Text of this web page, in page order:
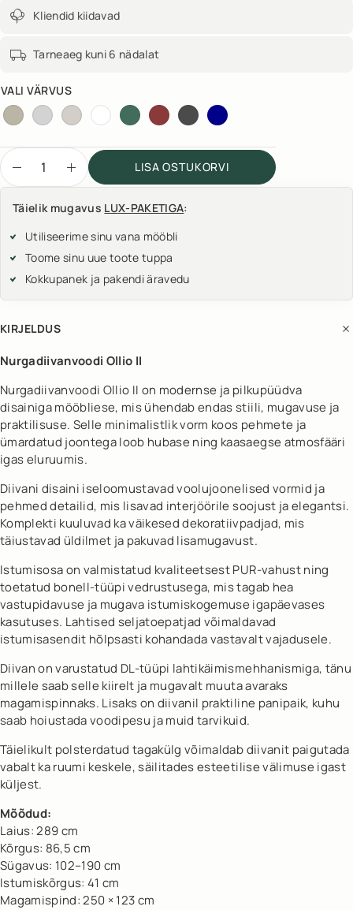
Kliendid kiidavad
Tarneaeg kuni 6 nädalat
VALI VÄRVUS
LISA OSTUKORVI
Täielik mugavus LUX-PAKETIGA:
Utiliseerime sinu vana mööbli
Toome sinu uue toote tuppa
Kokkupanek ja pakendi äravedu
KIRJELDUS
Nurgadiivanvoodi Ollio II
Nurgadiivanvoodi Ollio II on modernse ja pilkupüüdva
disainiga mööbliese, mis ühendab endas stiili, mugavuse ja
praktilisuse. Selle minimalistlik vorm koos pehmete ja
ümardatud joontega loob hubase ning kaasaegse atmosfääri
igas eluruumis.
Diivani disaini iseloomustavad voolujoonelised vormid ja
pehmed detailid, mis lisavad interjöörile soojust ja elegantsi.
Komplekti kuuluvad ka väikesed dekoratiivpadjad, mis
täiustavad üldilmet ja pakuvad lisamugavust.
Istumisosa on valmistatud kvaliteetsest PUR-vahust ning
toetatud bonell-tüüpi vedrustusega, mis tagab hea
vastupidavuse ja mugava istumiskogemuse igapäevases
kasutuses. Lahtised seljatoepatjad võimaldavad
istumisasendit hõlpsasti kohandada vastavalt vajadusele.
Diivan on varustatud DL-tüüpi lahtikäimismehhanismiga, tänu
millele saab selle kiirelt ja mugavalt muuta avaraks
magamispinnaks. Lisaks on diivanil praktiline panipaik, kuhu
saab hoiustada voodipesu ja muid tarvikuid.
Täielikult polsterdatud tagakülg võimaldab diivanit paigutada
vabalt ka ruumi keskele, säilitades esteetilise välimuse igast
küljest.
Mõõdud:
Laius: 289 cm
Kõrgus: 86,5 cm
Sügavus: 102–190 cm
Istumiskõrgus: 41 cm
Magamispind: 250 × 123 cm